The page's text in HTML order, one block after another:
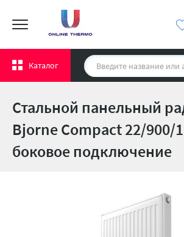
Каталог
Стальной панельный
Bjorne Compact 22/900/
боковое подключение